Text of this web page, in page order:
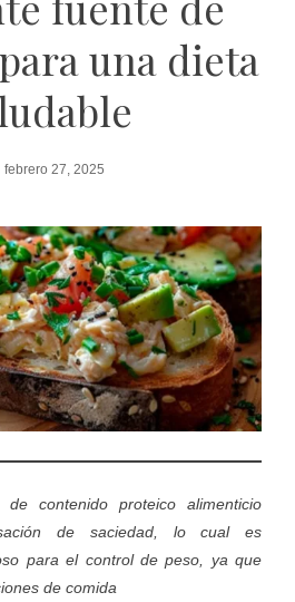
una dieta
febrero 27, 2025
de contenido proteico alimenticio
de saciedad, lo cual es
para el control de peso, ya que
de comida